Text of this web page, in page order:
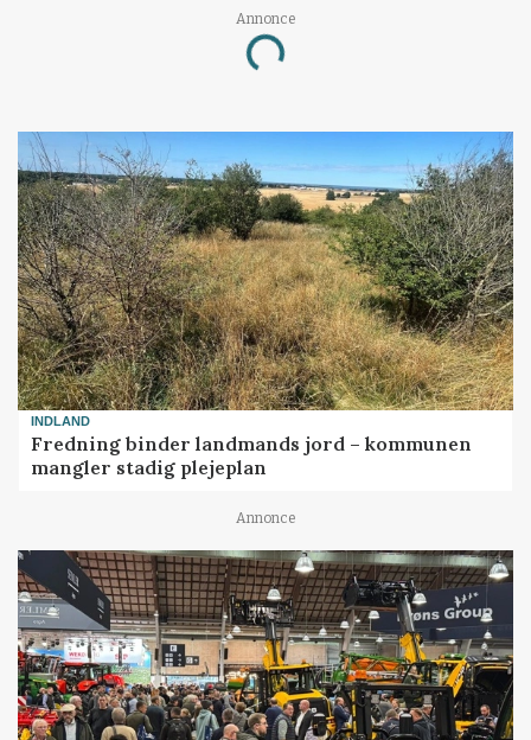
Annonce
Loading...
INDLAND
Fredning binder landmands jord – kommunen
mangler stadig plejeplan
Annonce